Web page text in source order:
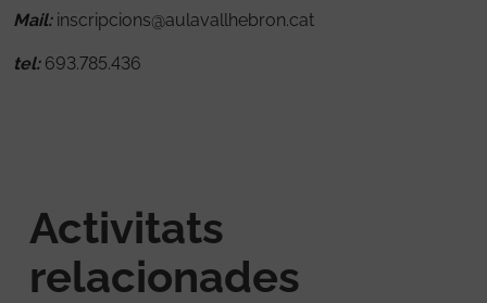
Mail:inscripcions@aulavallhebron.cat
tel:693.785.436
Activitats
relacionades